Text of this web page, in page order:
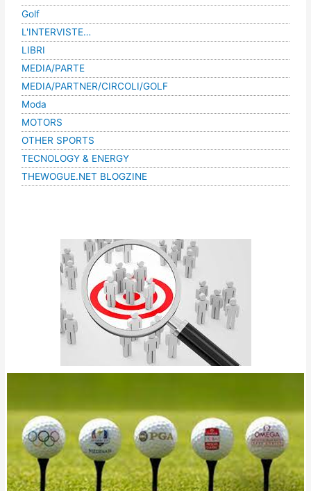
Golf
L'INTERVISTE…
LIBRI
MEDIA/PARTE
MEDIA/PARTNER/CIRCOLI/GOLF
Moda
MOTORS
OTHER SPORTS
TECNOLOGY & ENERGY
THEWOGUE.NET BLOGZINE